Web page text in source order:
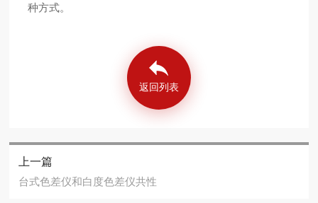
种方式。
返回列表
上一篇
台式色差仪和白度色差仪共性